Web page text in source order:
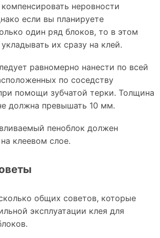
неровности
если вы планируете
один ряд блоков, то в этом
их сразу на клей.
равномерно нанести по всей
по соседству
помощи зубчатой терки. Толщина
должна превышать 10 мм.
пеноблок должен
клеевом слое.
общих советов, которые
эксплуатации клея для